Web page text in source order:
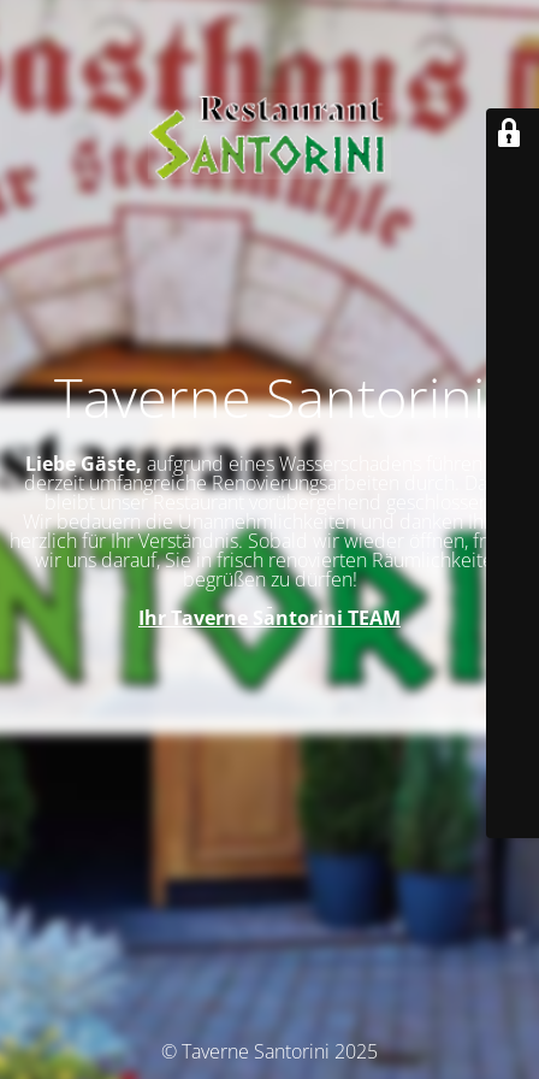
Taverne Santorini
Liebe Gäste,aufgrund eines Wasserschadens führen wir
derzeit umfangreiche Renovierungsarbeiten durch. Daher
bleibt unser Restaurant vorübergehend geschlossen.
Wir bedauern die Unannehmlichkeiten und danken Ihnen
herzlich für Ihr Verständnis. Sobald wir wieder öffnen, freuen
wir uns darauf, Sie in frisch renovierten Räumlichkeiten
begrüßen zu dürfen!
Ihr Taverne Santorini TEAM
© Taverne Santorini 2025